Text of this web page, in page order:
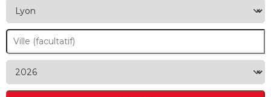
Guides de France
Escapades
Patrimoine
Expositions
Musées
Week-end nature
LIFESTYLE
Art de vivre
Bien-être
Loisirs
Mode
Modes de vie
+SANTE
Alimentation
Guide de la santé
Maladies
Médicaments
Sommeil
+VOYAGE
PHOTO